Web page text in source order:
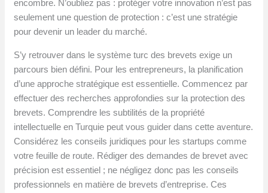
encombre. N’oubliez pas : protéger votre innovation n’est pas
seulement une question de protection : c’est une stratégie
pour devenir un leader du marché.
S’y retrouver dans le système turc des brevets exige un
parcours bien défini. Pour les entrepreneurs, la planification
d’une approche stratégique est essentielle. Commencez par
effectuer des recherches approfondies sur la protection des
brevets. Comprendre les subtilités de la propriété
intellectuelle en Turquie peut vous guider dans cette aventure.
Considérez les conseils juridiques pour les startups comme
votre feuille de route. Rédiger des demandes de brevet avec
précision est essentiel ; ne négligez donc pas les conseils
professionnels en matière de brevets d’entreprise. Ces